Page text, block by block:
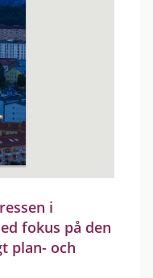
i
fokus på den
plan- och